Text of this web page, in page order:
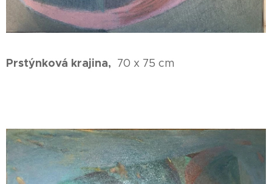
Prstýnková krajina, 70 x 75 cm